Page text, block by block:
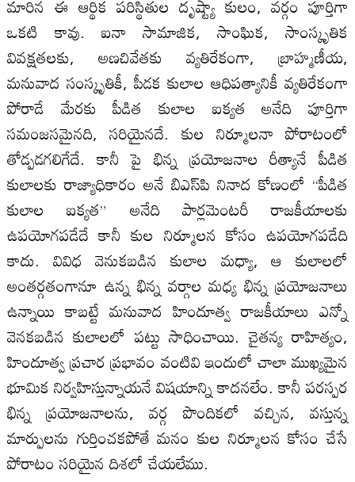
ఒకటి కావు. ఐనా సామాజిక, సాంఘిక, సాంస్కృతిక
వివక్షతలకు, అణచివేతకు వ్యతిరేకంగా, బ్రాహ్మణీయ,
మనువాద సంస్కృతికీ, పీడక కులాల ఆధిపత్యానికీ వ్యతిరేకంగా
పోరాడే మేరకు పీడిత కులాల ఐక్యత అనేది పూర్తిగా
సమంజసమైనది, సరియైనదే. కుల నిర్మూలనా పోరాటంలో
తోడ్పడగలిగేదే. కానీ పై భిన్న ప్రయోజనాల రీత్యానే పీడిత
కులాలకు రాజ్యాధికారం అనే బి‌ఎస్‌పి నినాద కోణంలో “పీడిత
కులాల ఐక్యత” అనేది పార్లమెంటరీ రాజకీయాలకు
ఉపయోగపడేదే కానీ కుల నిర్మూలన కోసం ఉపయోగపడేది
కాదు. వివిధ వెనుకబడిన కులాల మధ్యా, ఆ కులాలలో
అంతర్గతంగానూ ఉన్న భిన్న వర్గాల మధ్య భిన్న ప్రయోజనాలు
ఉన్నాయి కాబట్టే మనువాద హిందూత్వ రాజకీయాలు ఎన్నో
వెనకబడిన కులాలలో పట్టు సాధించాయి. చైతన్య రాహిత్యం,
హిందూత్వ ప్రచార ప్రభావం వంటివి ఇందులో చాలా ముఖ్యమైన
భూమిక నిర్వహిస్తున్నాయనే విషయాన్ని కాదనలేం. కానీ పరస్పర
భిన్న ప్రయోజనాలను, వర్గ పొందికలో వచ్చిన, వస్తున్న
మార్పులను గుర్తించకపోతే మనం కుల నిర్మూలన కోసం చేసే
పోరాటం సరియైన దిశలో చేయలేము.